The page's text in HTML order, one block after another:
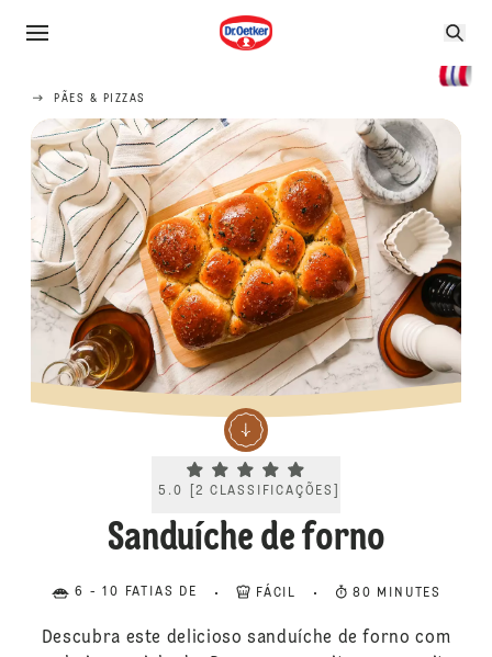
PÃES & PIZZAS
Current rating 5.0. Click to rate.
5.0 [2 CLASSIFICAÇÕES
Sanduíche de forno
6 - 10 FATIAS DE FÁCIL 80 MINUTES
Descubra este delicioso sanduíche de forno com